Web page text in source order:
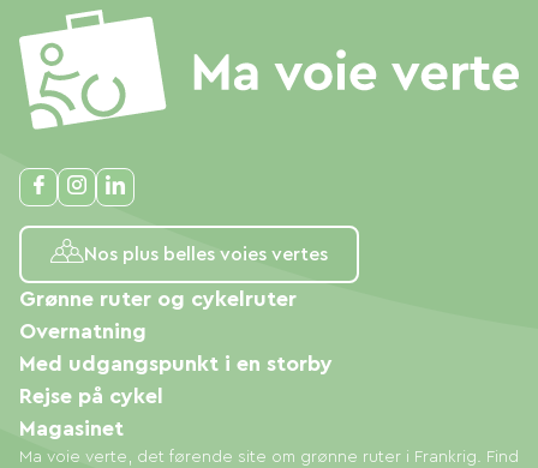
Nos plus belles voies vertes
Ma voie verte, det førende site om grønne ruter i Frankrig. Find
Grønne ruter og cykelruter
Overnatning
Med udgangspunkt i en storby
Rejse på cykel
Magasinet